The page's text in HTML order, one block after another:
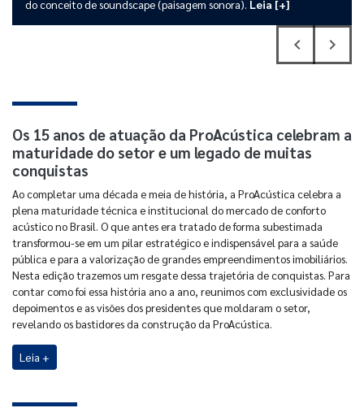
do conceito de soundscape (paisagem sonora). Leia [+]
Os 15 anos de atuação da ProAcústica celebram a
maturidade do setor e um legado de muitas
conquistas
Ao completar uma década e meia de história, a ProAcústica celebra a
plena maturidade técnica e institucional do mercado de conforto
acústico no Brasil. O que antes era tratado de forma subestimada
transformou-se em um pilar estratégico e indispensável para a saúde
pública e para a valorização de grandes empreendimentos imobiliários.
Nesta edição trazemos um resgate dessa trajetória de conquistas. Para
contar como foi essa história ano a ano, reunimos com exclusividade os
depoimentos e as visões dos presidentes que moldaram o setor,
revelando os bastidores da construção da ProAcústica.
Leia +
navigate_beforePreviousnavigate_nextNext